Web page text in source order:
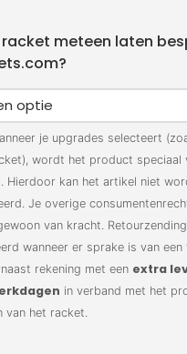
racket meteen laten
je upgrades selecteert
wordt het product speciaal
Hierdoor kan het artikel niet
Je overige
van kracht.
wanneer er sprake is van een
rekening met een extra
in verband met het
van het racket.